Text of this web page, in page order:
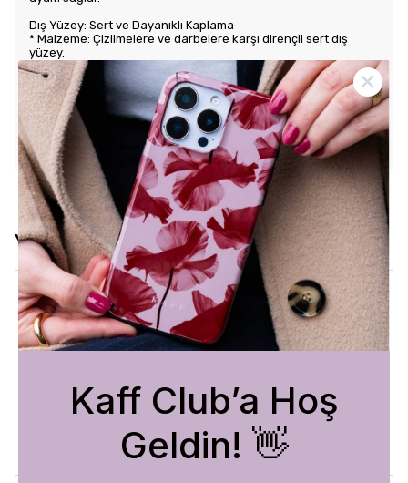
Dış Yüzey: Sert ve Dayanıklı Kaplama
* Malzeme: Çizilmelere ve darbelere karşı dirençli sert dış
yüzey.
* Tasarım: Benzersiz ve şık desenlerle estetik görünüm sunar.
Kullanım Kolaylığı
* Tuş Erişimi: Tuşlara kolay erişim sağlayarak kullanım rahatlığı
sunar.
* Uyum: Telefonunuza tam oturarak gevşek durmaz ve kaliteli
bir his verir.
Yorumlar
Crystal Sage
3 Ağustos 2026
Kaff Club’a Hoş
Geldin! 👋